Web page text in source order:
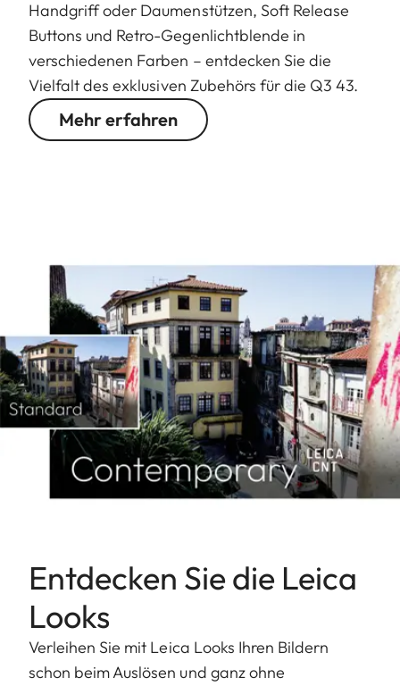
Handgriff oder Daumenstützen, Soft Release
Buttons und Retro-Gegenlichtblende in
verschiedenen Farben – entdecken Sie die
Vielfalt des exklusiven Zubehörs für die Q3 43.
Mehr erfahren
Entdecken Sie die Leica
Looks
Verleihen Sie mit Leica Looks Ihren Bildern
schon beim Auslösen und ganz ohne